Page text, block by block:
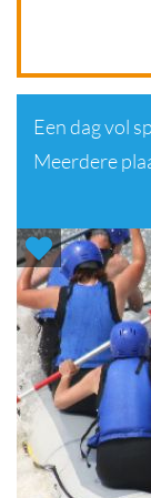
Een dag vol
Meerdere